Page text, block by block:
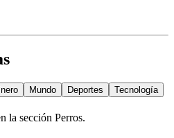
Mundo Deportes
Tecnología
la sección Perros.